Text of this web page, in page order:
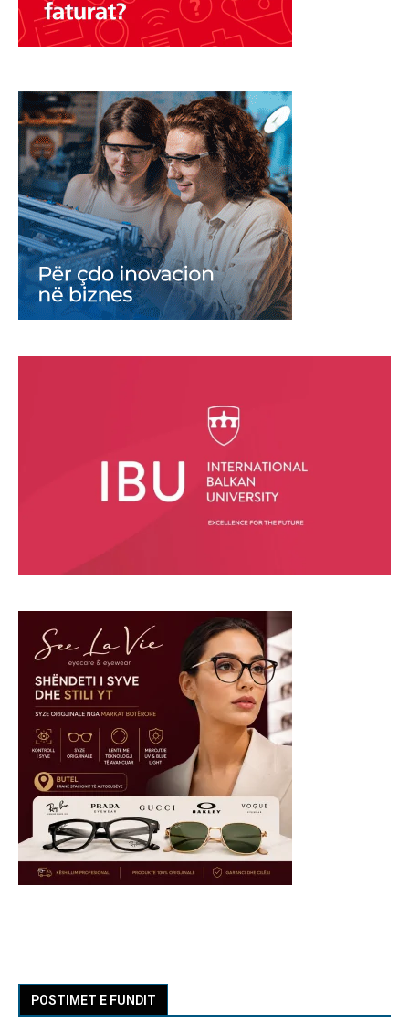
POSTIMET E FUNDIT